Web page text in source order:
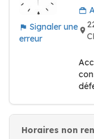
Signaler une
erreur
Horaires non